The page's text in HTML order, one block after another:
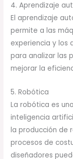
4. Aprendizaje
El aprendizaje
permite a las
experiencia y los
para analizar las
mejorar la
5. Robótica
La robótica es
inteligencia
la producción de
procesos de
diseñadores